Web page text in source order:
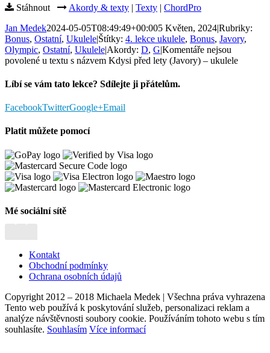
Stáhnout
Akordy & texty | Texty | ChordPro
Jan Medek2024-05-05T08:49:49+00:005 Květen, 2024|Rubriky:
Bonus, Ostatní, Ukulele|Štítky: 4. lekce ukulele, Bonus, Javory,
Olympic, Ostatní, Ukulele|Akordy: D, G|Komentáře nejsou
povolené u textu s názvem Kdysi před lety (Javory) – ukulele
Líbí se vám tato lekce? Sdílejte ji přátelům.
FacebookTwitterGoogle+Email
Platit můžete pomocí
Mé sociální sítě
Kontakt
Obchodní podmínky
Ochrana osobních údajů
Copyright 2012 – 2018 Michaela Medek | Všechna práva vyhrazena
Tento web používá k poskytování služeb, personalizaci reklam a
analýze návštěvnosti soubory cookie. Používáním tohoto webu s tím
souhlasíte. Souhlasím Více informací